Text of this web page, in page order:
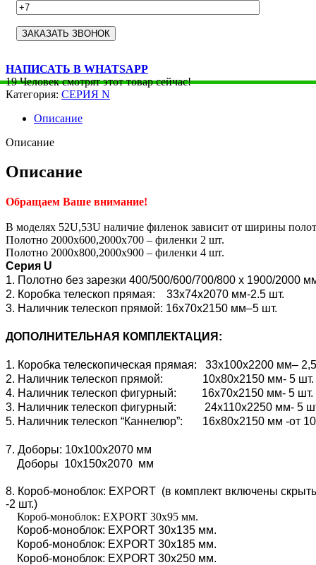
НАПИСАТЬ В WHATSAPP
19 Человек смотрят этот товар сейчас!
Категория: СЕРИЯ N
Описание
Описание
Описание
Обращаем Ваше внимание!
В моделях 52U,53U наличие филенок зависит от ширины
Полотно 2000х600,2000х700 – филенки 2 шт.
Полотно 2000х800,2000х900 – филенки 4 шт.
Серия U
1. Полотно без зарезки 400/500/600/700/800 x 1900/2000
2. Коробка телескоп прямая: 33х74х2070 мм-2.5 шт.
3. Наличник телескоп прямой: 16х70х2150 мм–5 шт.
ДОПОЛНИТЕЛЬНАЯ КОМПЛЕКТАЦИЯ:
1. Коробка телескопическая прямая: 33х100х2200 мм–
2. Наличник телескоп прямой: 10х80х2150 мм- 5 шт.
4. Наличник телескоп фигурный: 16х70х2150 мм- 5 шт.
3. Наличник телескоп фигурный: 24х110х2250 мм- 5
5. Наличник телескоп “Каннелюр”: 16х80х2150 мм -от
7. Доборы: 10х100х2070 мм
Доборы 10х150х2070 мм
8. Короб-моноблок: EXPORT (в комплект включены
-2 шт.)
Короб-моноблок: EXPORT 30х95 мм.
Короб-моноблок: EXPORT 30х135 мм.
Короб-моноблок: EXPORT 30х185 мм.
Короб-моноблок: EXPORT 30х250 мм.